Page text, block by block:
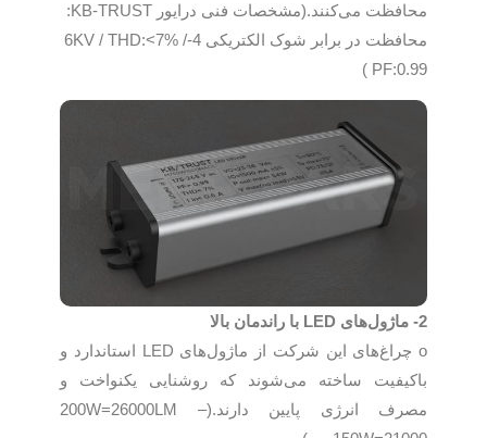
محافظت می‌کنند.(مشخصات فنی درایور KB-TRUST:
محافظت در برابر شوک الکتریکی 4-6KV / THD:<7% /
( PF:0.99
2- ماژول‌های LED با راندمان بالا
o چراغ‌های این شرکت از ماژول‌های LED استاندارد و
باکیفیت ساخته می‌شوند که روشنایی یکنواخت و
مصرف انرژی پایین دارند.(200W=26000LM –